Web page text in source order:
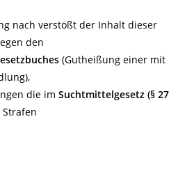
nach verstößt der Inhalt dieser
den
(Gutheißung einer mit
die im Suchtmittelgesetz (§ 27